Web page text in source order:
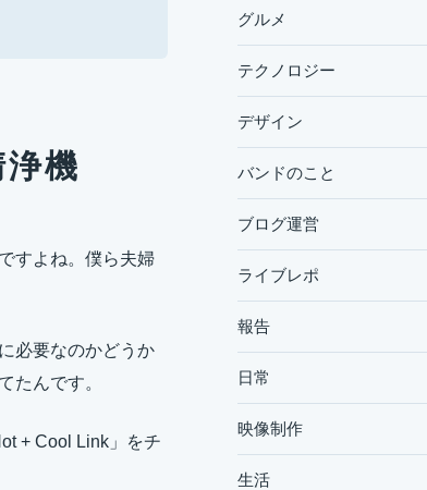
機
すよね。僕ら夫婦
必要なのかどうか
たんです。
+ Cool Link」をチ
グルメ
テクノロジー
デザイン
バンドのこと
ブログ運営
ライブレポ
報告
日常
映像制作
生活